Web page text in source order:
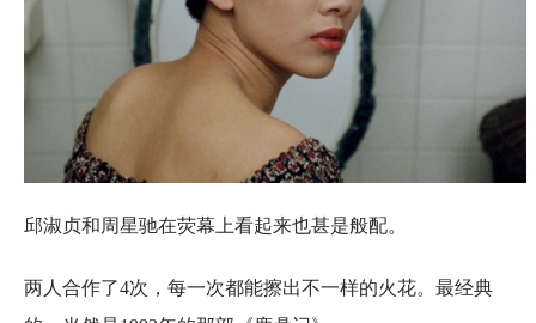
邱淑贞和周星驰在荧幕上看起来也甚是般配。
两人合作了4次，每一次都能擦出不一样的火花。最经典